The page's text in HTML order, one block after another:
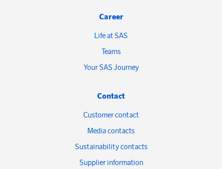
Career
Life at SAS
Teams
Your SAS Journey
Contact
Customer contact
Media contacts
Sustainability contacts
Supplier information